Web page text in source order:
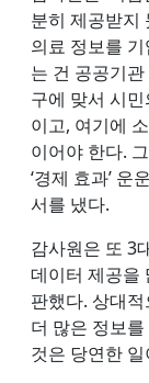
분히 제공받지
의료 정보를
는 건 공공기
구에 맞서 시
이고, 여기에
이어야 한다.
‘경제 효과’
서를 냈다.
감사원은 또 3
데이터 제공을
판했다. 상대
더 많은 정보
것은 당연한